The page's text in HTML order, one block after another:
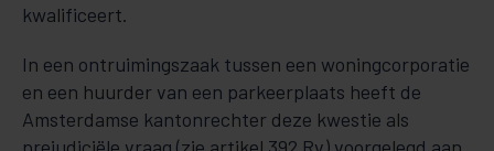
kwalificeert.
In een ontruimingszaak tussen een woningcorporatie
en een huurder van een parkeerplaats heeft de
Amsterdamse kantonrechter deze kwestie als